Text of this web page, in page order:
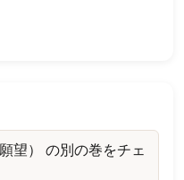
望） の別の巻をチェ